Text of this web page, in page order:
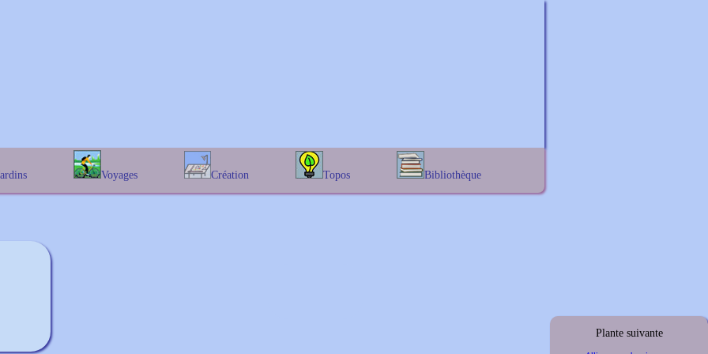
Voyages
En Belgique
Création
Prairies fleuries
Topos
Les chênes
Bibliothèque
Lexique noms propres
Plante suivante